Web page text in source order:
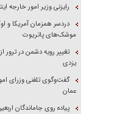
رایزنی وزیر امور خارجه
دردسر همزمان آمریکا و
موشک‌های پاتریوت
تغییر رویه دشمن در ترور
یزدی
گفت‌وگوی تلفنی وزرای
عمان
پیاده روی جاماندگان